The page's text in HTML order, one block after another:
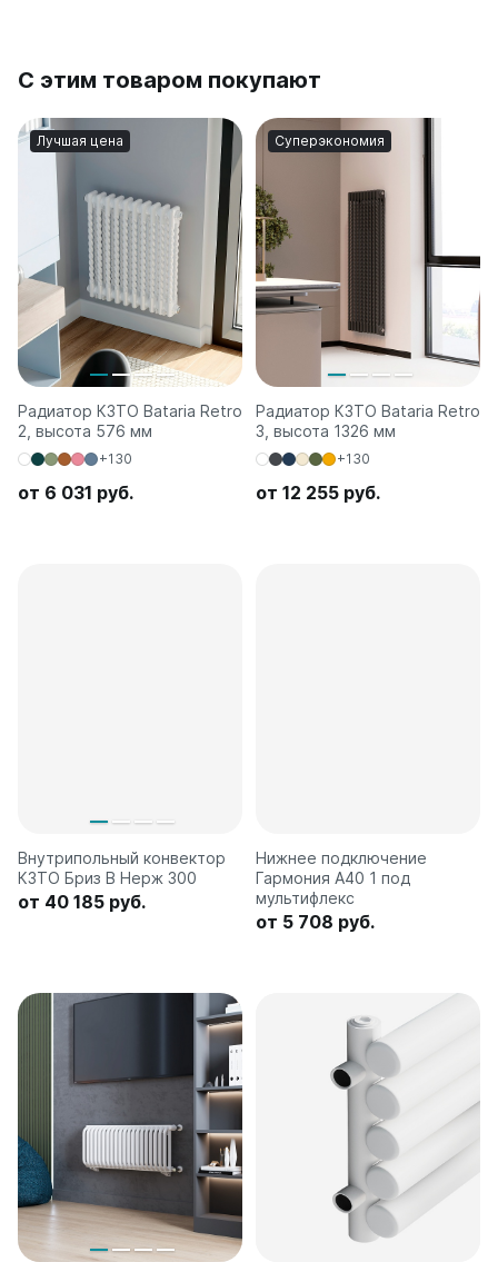
С этим товаром покупают
Лучшая цена
Радиатор КЗТО Bataria Retro
2, высота 576 мм
+130
от 6 031 руб.
Суперэкономия
Радиатор КЗТО Bataria Retro
3, высота 1326 мм
+130
от 12 255 руб.
Внутрипольный конвектор
КЗТО Бриз В Нерж 300
от 40 185 руб.
Нижнее подключение
Гармония А40 1 под
мультифлекс
от 5 708 руб.